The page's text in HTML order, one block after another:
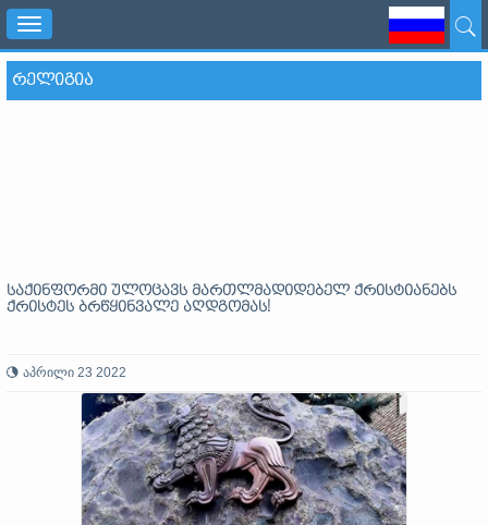
Toggle
navigation
ᲠᲔᲚᲘᲒᲘᲐ
საქინფორმი ულოცავს მართლმადიდებელ ქრისტიანებს
ქრისტეს ბრწყინვალე აღდგომას!
აპრილი 23 2022